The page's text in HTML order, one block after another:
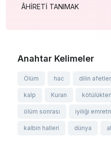
ÂHİRETİ TANIMAK
Anahtar Kelimeler
Ölüm hac dilin
kalp Kuran
ölüm sonrası iyiliği
kalbin halleri dünya